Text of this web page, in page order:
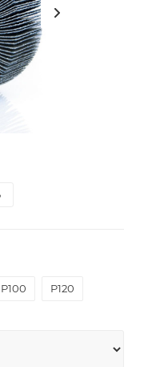
P100 P120